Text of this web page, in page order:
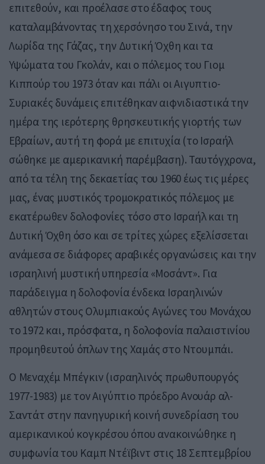
επιτεθούν, και προέλασε στο έδαφος τους
καταλαμβάνοντας τη χερσόνησο του Σινά, την
Λωρίδα της Γάζας, την Δυτική Όχθη και τα
Υψώματα του Γκολάν, και ο πόλεμος του Γιομ
Κιππούρ του 1973 όταν και πάλι οι Αιγυπτιο-
Συριακές δυνάμεις επιτέθηκαν αιφνιδιαστικά την
ημέρα της ιερότερης θρησκευτικής γιορτής των
Εβραίων, αυτή τη φορά με επιτυχία (το Ισραήλ
σώθηκε με αμερικανική παρέμβαση). Ταυτόγχρονα,
από τα τέλη της δεκαετίας του 1960 έως τις μέρες
μας, ένας μυστικός τρομοκρατικός πόλεμος με
εκατέρωθεν δολοφονίες τόσο στο Ισραήλ και τη
Δυτική Όχθη όσο και σε τρίτες χώρες εξελίσσεται
ανάμεσα σε διάφορες αραβικές οργανώσεις και την
ισραηλινή μυστική υπηρεσία «Μοσάντ». Για
παράδειγμα η δολοφονία ένδεκα Ισραηλινών
αθλητών στους Ολυμπιακούς Αγώνες του Μονάχου
το 1972 και, πρόσφατα, η δολοφονία παλαιστινίου
προμηθευτού όπλων της Χαμάς στο Ντουμπάι.
Ο Μεναχέμ Μπέγκιν (ισραηλινός πρωθυπουργός
1977-1983) με τον Αιγύπτιο πρόεδρο Ανουάρ αλ-
Σαντάτ στην πανηγυρική κοινή συνεδρίαση του
αμερικανικού κογκρέσου όπου ανακοινώθηκε η
συμφωνία του Καμπ Ντέϊβιντ στις 18 Σεπτεμβρίου